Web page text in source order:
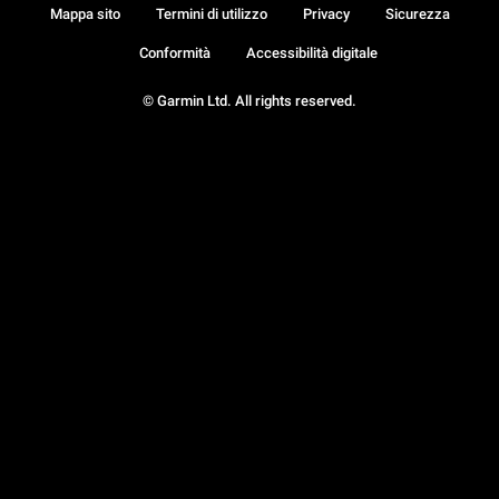
© Garmin Ltd. All rights reserved.
Mappa sito Termini di utilizzo Privacy Sicurezza
Conformità Accessibilità digitale